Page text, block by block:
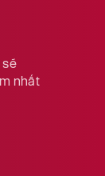
sẽ
nhất